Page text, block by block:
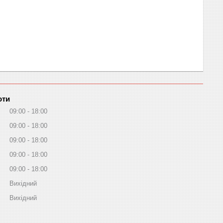
09:00
18:00
09:00
18:00
09:00
18:00
09:00
18:00
09:00
18:00
Вихідний
Вихідний